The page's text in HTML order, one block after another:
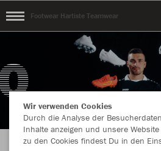
Footwear Hartiste Teamwear
Wir verwenden Cookies
Durch die Analyse der
Inhalte anzeigen und unsere
zu den Cookies findest Du in den